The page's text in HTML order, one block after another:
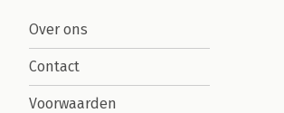
Over ons
Contact
Voorwaarden